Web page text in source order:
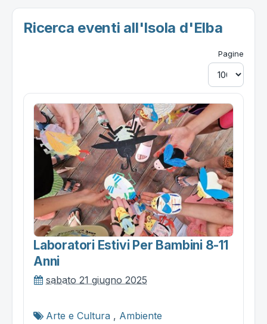
Ricerca eventi all'Isola d'Elba
Pagine
Laboratori Estivi Per Bambini 8-11
Anni
sabato 21 giugno 2025
Arte e Cultura , Ambiente